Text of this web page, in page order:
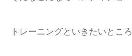
トレーニングといきたいとこ